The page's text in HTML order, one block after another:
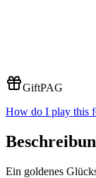
GiftPAG
How do I play this
Ein goldenes